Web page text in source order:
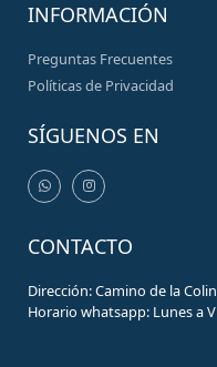
INFORMACIÓN
Preguntas Frecuentes
Políticas de Privacidad
SÍGUENOS EN
CONTACTO
Dirección: Camino de la
Horario whatsapp: Lunes a